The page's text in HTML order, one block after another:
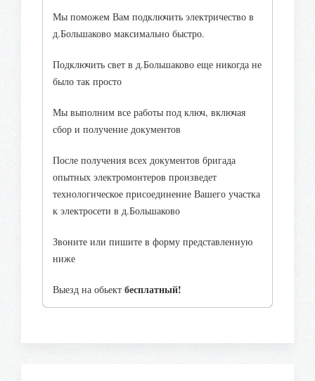
Мы поможем Вам подключить электричество в
д.Большаково максимально быстро.
Подключить свет в д.Большаково еще никогда не
было так просто
Мы выполним все работы под ключ, включая
сбор и получение документов
После получения всех документов бригада
опытных электромонтеров произведет
технологическое присоединение Вашего участка
к электросети в д.Большаково
Звоните или пишите в форму представленную
ниже
Выезд на обьект бесплатный!